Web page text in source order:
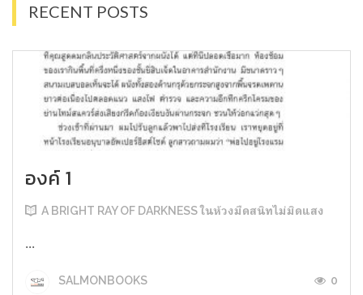
RECENT POSTS
องค์ 1
A BRIGHT RAY OF DARKNESS ในห้วงมืดสนิทไม่มิดแสง
...
SALMONBOOKS 0